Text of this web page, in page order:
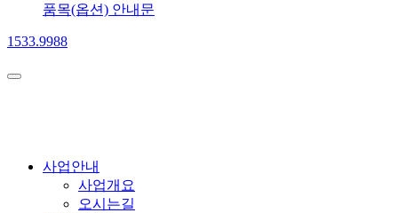
품목(옵션) 안내문
1533.9988
사업안내
사업개요
오시는길